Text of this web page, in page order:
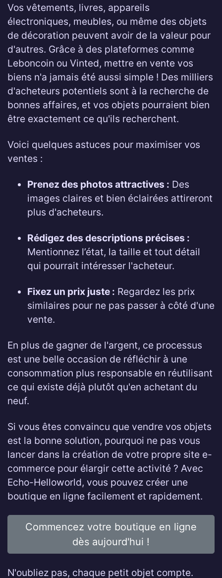
Vos vêtements, livres, appareils
électroniques, meubles, ou même des objets
de décoration peuvent avoir de la valeur pour
d'autres. Grâce à des plateformes comme
Leboncoin ou Vinted, mettre en vente vos
biens n'a jamais été aussi simple ! Des milliers
d'acheteurs potentiels sont à la recherche de
bonnes affaires, et vos objets pourraient bien
être exactement ce qu'ils recherchent.
Voici quelques astuces pour maximiser vos
ventes :
Prenez des photos attractives : Des
images claires et bien éclairées attireront
plus d'acheteurs.
Rédigez des descriptions précises :
Mentionnez l’état, la taille et tout détail
qui pourrait intéresser l'acheteur.
Fixez un prix juste : Regardez les prix
similaires pour ne pas passer à côté d'une
vente.
En plus de gagner de l'argent, ce processus
est une belle occasion de réfléchir à une
consommation plus responsable en réutilisant
ce qui existe déjà plutôt qu'en achetant du
neuf.
Si vous êtes convaincu que vendre vos objets
est la bonne solution, pourquoi ne pas vous
lancer dans la création de votre propre site e-
commerce pour élargir cette activité ? Avec
Echo-Helloworld, vous pouvez créer une
boutique en ligne facilement et rapidement.
Commencez votre boutique en ligne
dès aujourd'hui !
N'oubliez pas, chaque petit objet compte.